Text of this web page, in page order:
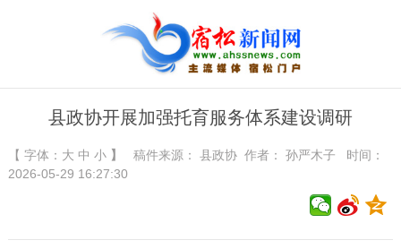
县政协开展加强托育服务体系建设调研
【 字体： 大 中 小】 稿件来源： 县政协作者： 孙严木子 时间：
2026-05-29 16:27:30